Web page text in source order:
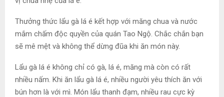
Thưởng thức lẩu gà lá é kết hợp với măng chua và nước
mắm chấm độc quyền của quán Tao Ngộ. Chắc chắn bạn
sẽ mê mệt và không thể dừng đũa khi ăn món này.
Lẩu gà lá é không chỉ có gà, lá é, măng mà còn có rất
nhiều nấm. Khi ăn lẩu gà lá é, nhiều người yêu thích ăn với
bún hơn là với mì. Món lẩu thanh đạm, nhiều rau cực kỳ